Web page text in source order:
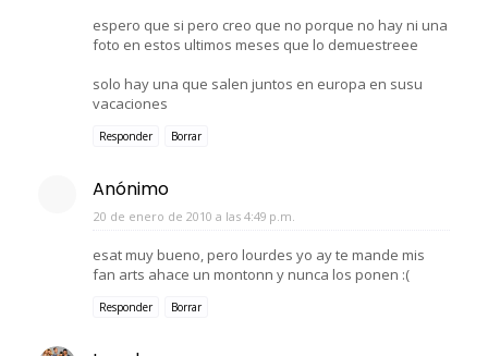
espero que si pero creo que no porque no hay ni una
foto en estos ultimos meses que lo demuestreee
solo hay una que salen juntos en europa en susu
vacaciones
Responder Borrar
Anónimo
20 de enero de 2010 a las 4:49 p.m.
esat muy bueno, pero lourdes yo ay te mande mis
fan arts ahace un montonn y nunca los ponen :(
Responder Borrar